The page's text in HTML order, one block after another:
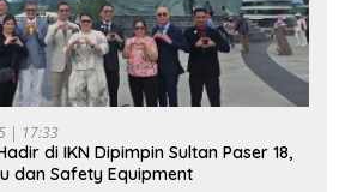
| 17:33
di IKN Dipimpin Sultan Paser 18,
dan Safety Equipment